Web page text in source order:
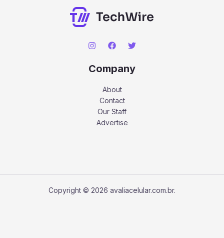
Company
About
Contact
Our Staff
Advertise
Copyright © 2026 avaliacelular.com.br.